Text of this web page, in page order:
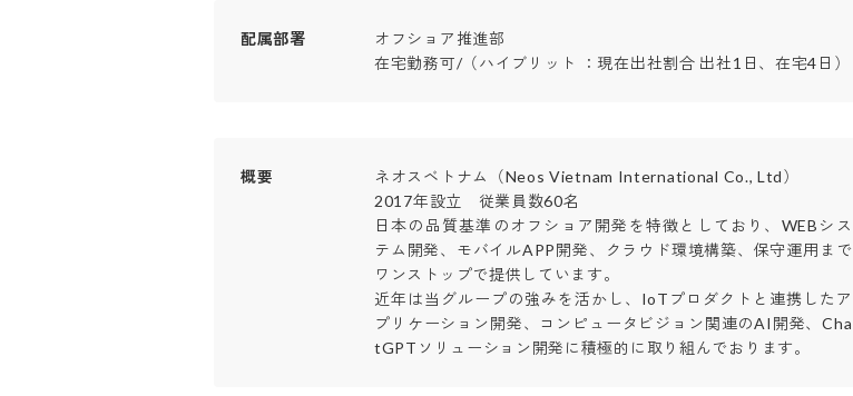
配属部署
オフショア推進部
在宅勤務可/（ハイブリット ：現在出社割合 出社1日、在宅4日）
概要
ネオスベトナム（Neos Vietnam International Co., Ltd）
2017年設立　従業員数60名
日本の品質基準のオフショア開発を特徴としており、WEBシス
テム開発、モバイルAPP開発、クラウド環境構築、保守運用まで
ワンストップで提供しています。
近年は当グループの強みを活かし、IoTプロダクトと連携したア
プリケーション開発、コンピュータビジョン関連のAI開発、Cha
tGPTソリューション開発に積極的に取り組んでおります。